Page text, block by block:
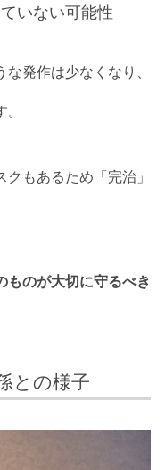
いない可能性
発作は少なくなり、
もあるため「完治」
ものが大切に守るべき
との様子